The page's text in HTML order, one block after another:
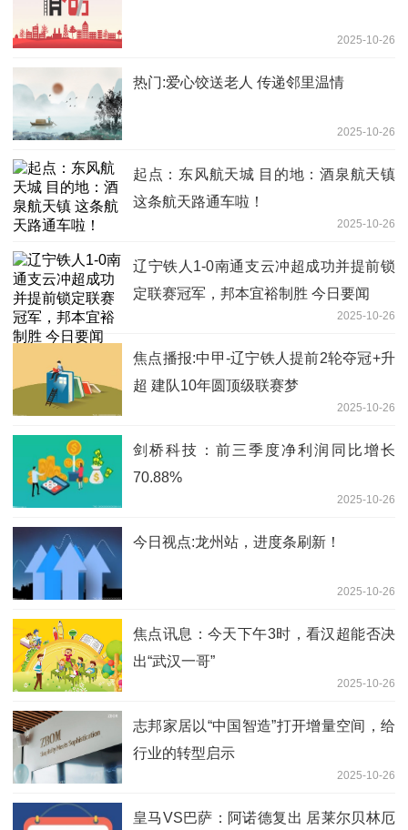
2025-10-26
热门:爱心饺送老人 传递邻里温情
2025-10-26
起点：东风航天城 目的地：酒泉航天镇
这条航天路通车啦！
2025-10-26
辽宁铁人1-0南通支云冲超成功并提前锁
定联赛冠军，邦本宜裕制胜 今日要闻
2025-10-26
焦点播报:中甲-辽宁铁人提前2轮夺冠+升
超 建队10年圆顶级联赛梦
2025-10-26
剑桥科技：前三季度净利润同比增长
70.88%
2025-10-26
今日视点:龙州站，进度条刷新！
2025-10-26
焦点讯息：今天下午3时，看汉超能否决
出“武汉一哥”
2025-10-26
志邦家居以“中国智造”打开增量空间，给
行业的转型启示
2025-10-26
皇马VS巴萨：阿诺德复出 居莱尔贝林厄